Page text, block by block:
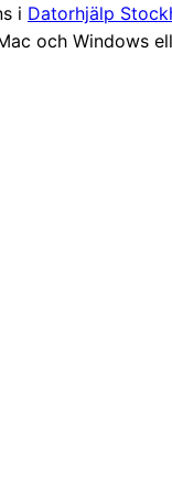
i Datorhjälp
och Windows